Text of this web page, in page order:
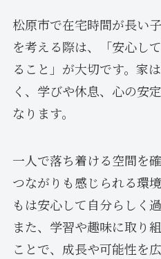
松原市で在宅時間が長い
を考える際は、「安心し
ること」が大切です。家
く、学びや休息、心の安
なります。
一人で落ち着ける空間を
つながりも感じられる環
もは安心して自分らしく
また、学習や趣味に取り
ことで、成長や可能性を